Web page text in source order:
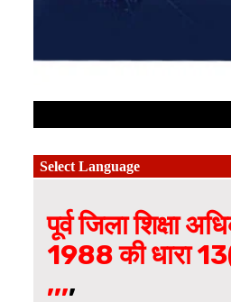
पूर्व जिला शिक्षा
1988 की धारा
,,,,